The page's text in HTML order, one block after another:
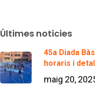
Últimes noticies
45a Diada
horaris i
maig 20,